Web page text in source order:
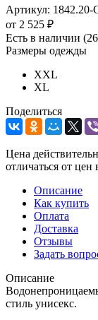
Артикул: 1842.20-
от 2 525 ₽
Есть в наличии
Размеры одежды
XXL
XL
Поделиться
Цена
отличаться от
Описание
Как купить
Оплата
Доставка
Отзывы
Задать
Описание
стиль унисекс.